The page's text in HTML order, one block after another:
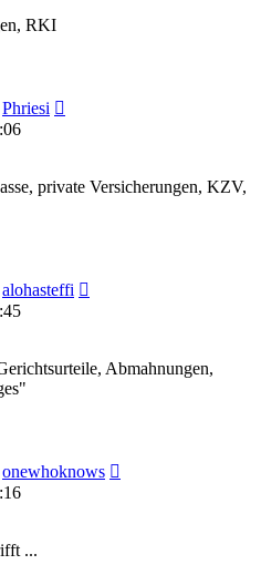
RKI
Phriesi
private Versicherungen, KZV,
alohasteffi
Abmahnungen,
onewhoknows
...